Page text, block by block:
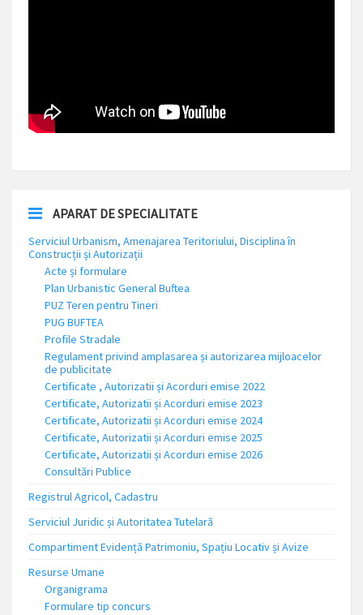
APARAT DE SPECIALITATE
Serviciul Urbanism, Amenajarea Teritoriului, Disciplina în
Construcții și Autorizații
Acte și formulare
Plan Urbanistic General Buftea
PUZ Teren pentru Tineri
PUG BUFTEA
Profile Stradale
Regulament privind amplasarea și autorizarea mijloacelor
de publicitate
Certificate , Autorizatii și Acorduri emise 2022
Certificate, Autorizatii și Acorduri emise 2023
Certificate, Autorizatii și Acorduri emise 2024
Certificate, Autorizatii și Acorduri emise 2025
Certificate, Autorizatii și Acorduri emise 2026
Consultări Publice
Registrul Agricol, Cadastru
Serviciul Juridic și Autoritatea Tutelară
Compartiment Evidență Patrimoniu, Spațiu Locativ și Avize
Resurse Umane
Organigrama
Formulare tip concurs